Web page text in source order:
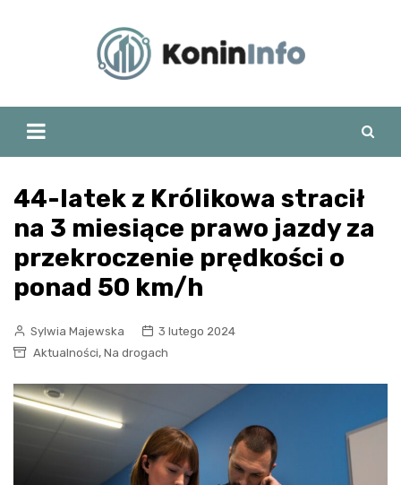
44-latek z Królikowa stracił
na 3 miesiące prawo jazdy za
przekroczenie prędkości o
ponad 50 km/h
Sylwia Majewska
3 lutego 2024
Aktualności, Na drogach